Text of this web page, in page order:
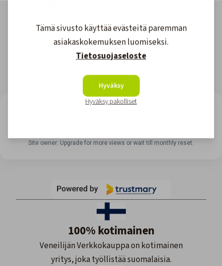
Site owner: Upgrade for more views or wait till monthly reset.
100% kotimainen
Veneilijän Verkkokauppa on kotimainen
yritys, joka työllistää suomalaisia.
Tämä sivusto käyttää evästeitä paremman
asiakaskokemuksen luomiseksi.
Tietosuojaseloste
Hyväksy
Hyväksy pakolliset